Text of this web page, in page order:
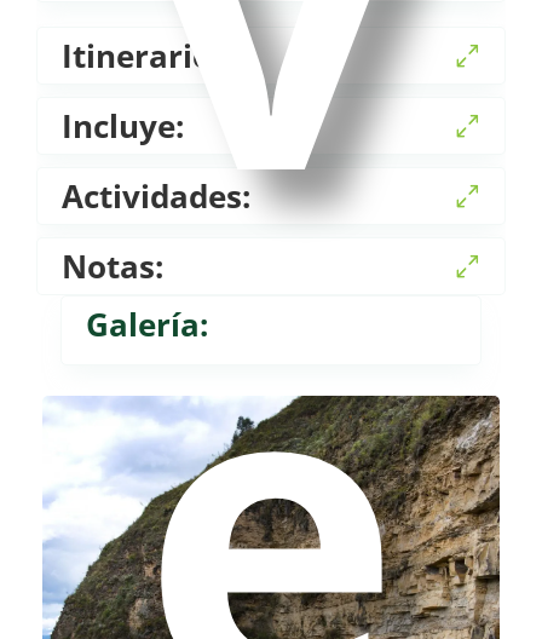
Itinerario:
Incluye:
Actividades:
Notas:
Galería: